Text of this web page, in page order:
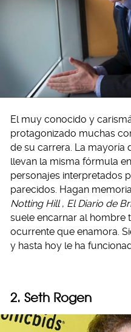
El muy conocido y
protagonizado muchas
de su carrera. La mayoría
llevan la misma fórmula
personajes interpretados
parecidos. Hagan
Notting Hill , El Diario de
suele encarnar al hombre
ocurrente que enamora.
y hasta hoy le ha
2. Seth Rogen